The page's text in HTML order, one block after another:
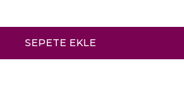
SEPETE EKLE